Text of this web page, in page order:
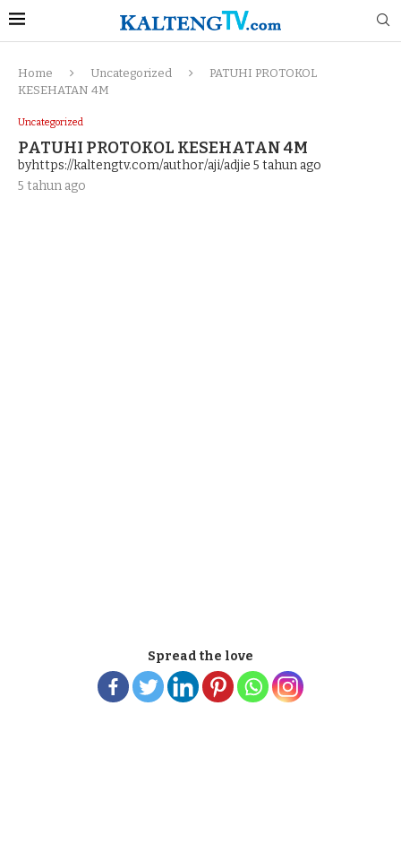
Home Uncategorized
PATUHI PROTOKOL
KESEHATAN 4M
Uncategorized
PATUHI PROTOKOL KESEHATAN 4M
byhttps://kaltengtv.com/author/aji/adjie 5 tahun ago
5 tahun ago
Spread the love